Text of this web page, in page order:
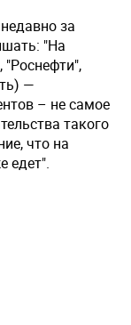
за
"На
"Роснефти",
—
– не самое
такого
что на
едет".